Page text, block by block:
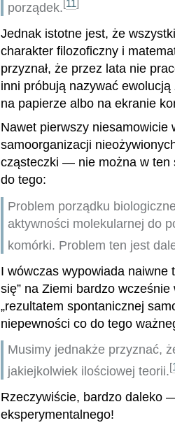
porządek. 11
Jednak istotne jest, że
charakter filozoficzny i
przyznał, że przez lata nie
inni próbują nazywać
na papierze albo na ekranie
Nawet pierwszy
samoorganizacji
cząsteczki — nie można w ten
do tego:
Problem porządku
aktywności molekularnej do
komórki. Problem ten jest
I wówczas wypowiada naiwne
się” na Ziemi bardzo
„rezultatem spontanicznej
niepewności co do tego
Musimy jednakże przyznać,
jakiejkolwiek ilościowej teorii.[
Rzeczywiście, bardzo daleko
eksperymentalnego!